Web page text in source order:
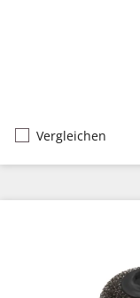
Vergleichen